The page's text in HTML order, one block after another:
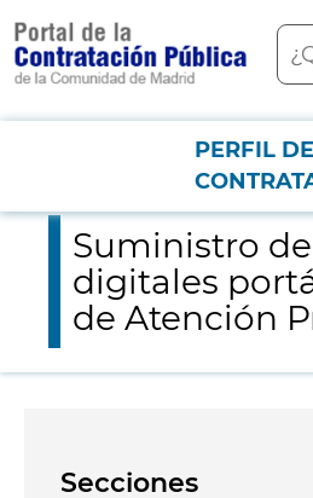
contenido
principal
Menú PCON
PERFIL DE
Suministro de maletines de
Suministro
digitales
de Atención
Secciones